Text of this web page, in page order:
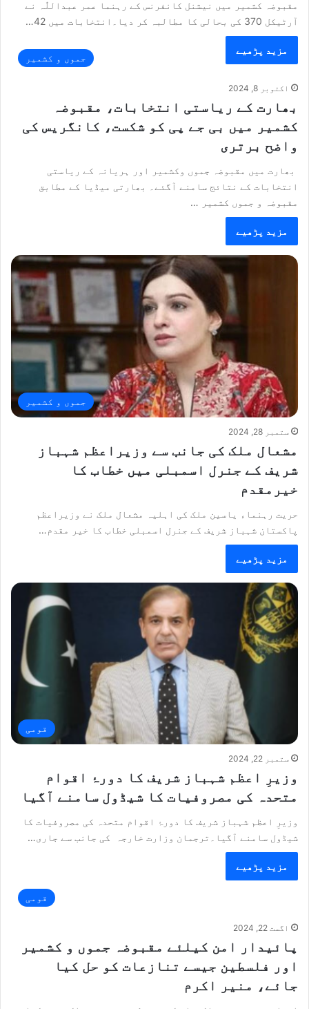
مقبوضہ کشمیر میں نیشنل کانفرنس کے رہنما عمر عبداللّٰہ نے
آرٹیکل 370 کی بحالی کا مطالبہ کر دیا۔انتخابات میں 42…
مزید پڑھیے
جموں و کشمیر
اکتوبر 8, 2024
بھارت کے ریاستی انتخابات، مقبوضہ
کشمیر میں بی جے پی کو شکست، کانگریس کی
واضح برتری
بھارت میں مقبوضہ جموں وکشمیر اور ہریانہ کے ریاستی
انتخابات کے نتائج سامنے آگئے۔ بھارتی میڈیا کے مطابق
مقبوضہ و جموں کشمیر …
مزید پڑھیے
جموں و کشمیر
ستمبر 28, 2024
مشعال ملک کی جانب سے وزیراعظم شہباز
شریف کے جنرل اسمبلی میں خطاب کا
خیرمقدم
حریت رہنماء یاسین ملک کی اہلیہ مشعال ملک نے وزیراعظم
پاکستان شہباز شریف کے جنرل اسمبلی خطاب کا خیر مقدم…
مزید پڑھیے
قومی
ستمبر 22, 2024
وزیرِ اعظم شہباز شریف کا دورۂ اقوام
متحدہ کی مصروفیات کا شیڈول سامنے آگیا
وزیرِ اعظم شہباز شریف کا دورۂ اقوام متحدہ کی مصروفیات کا
شیڈول سامنے آگیا۔ترجمان وزارت خارجہ کی جانب سے جاری…
مزید پڑھیے
قومی
اگست 22, 2024
پائیدار امن کیلئے مقبوضہ جموں و کشمیر
اور فلسطین جیسے تنازعات کو حل کیا
جائے، منیر اکرم